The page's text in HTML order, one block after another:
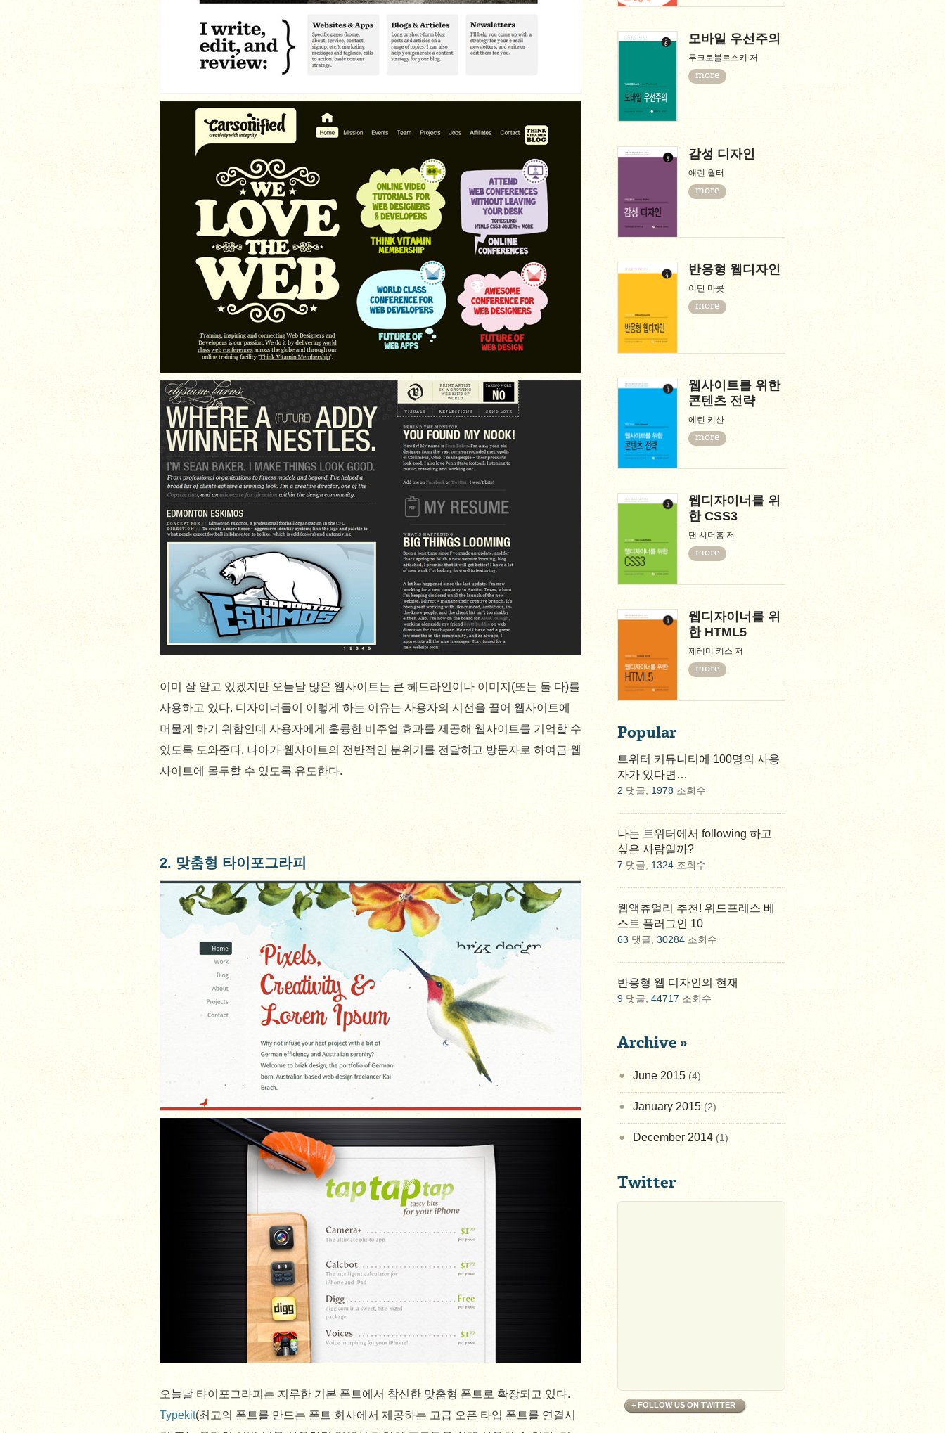
이미 잘 알고 있겠지만 오늘날 많은 웹사이트는 큰 헤드라인이나 이미지(또는 둘 다)를
사용하고 있다. 디자이너들이 이렇게 하는 이유는 사용자의 시선을 끌어 웹사이트에
머물게 하기 위함인데 사용자에게 훌륭한 비주얼 효과를 제공해 웹사이트를 기억할 수
있도록 도와준다. 나아가 웹사이트의 전반적인 분위기를 전달하고 방문자로 하여금 웹
사이트에 몰두할 수 있도록 유도한다.
2. 맞춤형 타이포그라피
오늘날 타이포그라피는 지루한 기본 폰트에서 참신한 맞춤형 폰트로 확장되고 있다.
Typekit(최고의 폰트를 만드는 폰트 회사에서 제공하는 고급 오픈 타입 폰트를 연결시
모바일 우선주의
루크로블르스키 저
more
감성 디자인
애런 월터
more
반응형 웹디자인
이단 마콧
more
웹사이트를 위한
콘텐츠 전략
에린 키산
more
웹디자이너를 위
한 CSS3
댄 시더홈 저
more
웹디자이너를 위
한 HTML5
제레미 키스 저
more
Popular
트위터 커뮤니티에 100명의 사용
자가 있다면…
2 댓글, 1978 조회수
나는 트위터에서 following 하고
싶은 사람일까?
7댓글, 1324 조회수
웹액츄얼리 추천! 워드프레스 베
스트 플러그인 10
63 댓글, 30284 조회수
반응형 웹 디자인의 현재
9 댓글, 44717 조회수
Archive »
June 2015 (4)
January 2015 (2)
December 2014 (1)
Twitter
+ FOLLOW US ON TWITTER